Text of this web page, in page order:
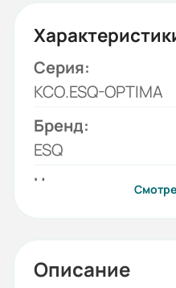
Серия:
КСО.ESQ-OPTIMA
Бренд:
ESQ
Номинальное
Разъединитель
Описание